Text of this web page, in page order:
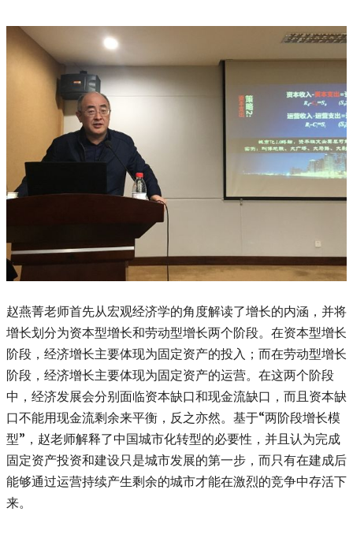
赵燕菁老师首先从宏观经济学的角度解读了增长的内涵，并将
增长划分为资本型增长和劳动型增长两个阶段。在资本型增长
阶段，经济增长主要体现为固定资产的投入；而在劳动型增长
阶段，经济增长主要体现为固定资产的运营。在这两个阶段
中，经济发展会分别面临资本缺口和现金流缺口，而且资本缺
口不能用现金流剩余来平衡，反之亦然。基于“两阶段增长模
型”，赵老师解释了中国城市化转型的必要性，并且认为完成
固定资产投资和建设只是城市发展的第一步，而只有在建成后
能够通过运营持续产生剩余的城市才能在激烈的竞争中存活下
来。